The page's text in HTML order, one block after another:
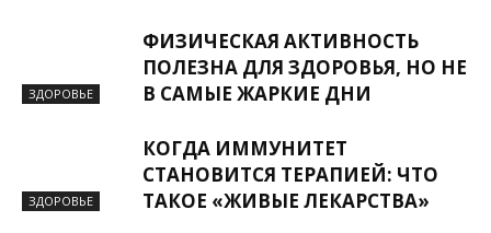
ЗДОРОВЬЕ
ФИЗИЧЕСКАЯ АКТИВНОСТЬ
ПОЛЕЗНА ДЛЯ ЗДОРОВЬЯ, НО НЕ
В САМЫЕ ЖАРКИЕ ДНИ
ЗДОРОВЬЕ
КОГДА ИММУНИТЕТ
СТАНОВИТСЯ ТЕРАПИЕЙ: ЧТО
ТАКОЕ «ЖИВЫЕ ЛЕКАРСТВА»